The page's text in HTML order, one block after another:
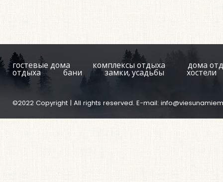
гостевые дома комплексы отдыха дома
отдыха бани замки, усадьбы хостели
©2022 Copyright | All rights reserved. E-mail: